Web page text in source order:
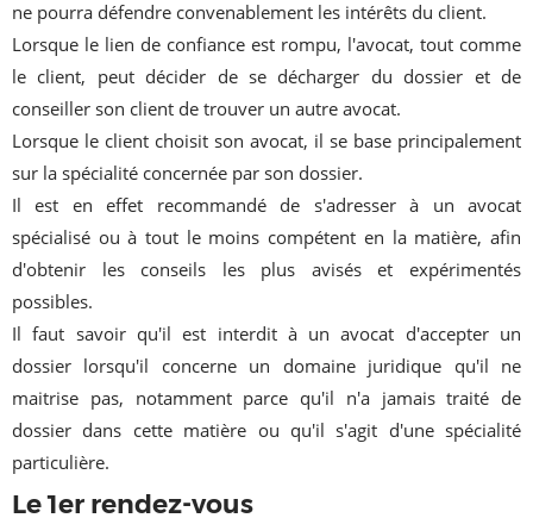
ne pourra défendre convenablement les intérêts du client.
Lorsque le lien de confiance est rompu, l'avocat, tout comme
le client, peut décider de se décharger du dossier et de
conseiller son client de trouver un autre avocat.
Lorsque le client choisit son avocat, il se base principalement
sur la spécialité concernée par son dossier.
Il est en effet recommandé de s'adresser à un avocat
spécialisé ou à tout le moins compétent en la matière, afin
d'obtenir les conseils les plus avisés et expérimentés
possibles.
Il faut savoir qu'il est interdit à un avocat d'accepter un
dossier lorsqu'il concerne un domaine juridique qu'il ne
maitrise pas, notamment parce qu'il n'a jamais traité de
dossier dans cette matière ou qu'il s'agit d'une spécialité
particulière.
Le 1er rendez-vous